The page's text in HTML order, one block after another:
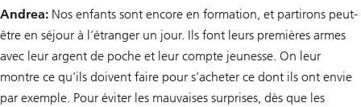
Andrea: Nos enfants sont encore en formation, et partirons peut-
être en séjour à l’étranger un jour. Ils font leurs premières armes
avec leur argent de poche et leur compte jeunesse. On leur
montre ce qu’ils doivent faire pour s’acheter ce dont ils ont envie
par exemple. Pour éviter les mauvaises surprises, dès que les